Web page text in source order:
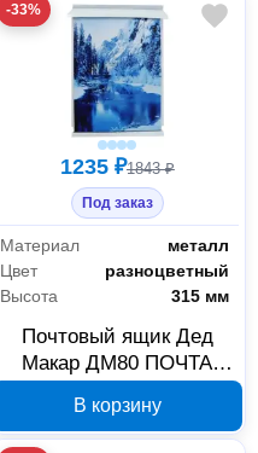
-33%
1235 ₽1843 ₽
Под заказ
Материал
металл
Цвет
разноцветный
Высота
315 мм
Почтовый ящик Дед
Макар ДМ80 ПОЧТА
00014925
В корзину